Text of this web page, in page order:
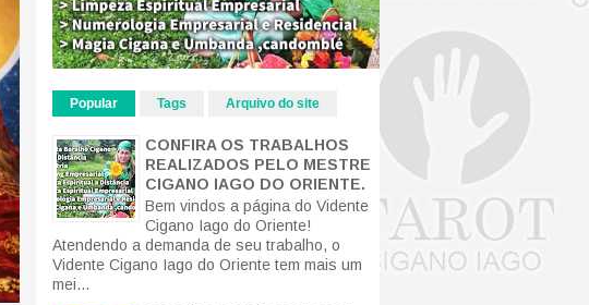
Popular Tags Arquivo do site
CONFIRA OS TRABALHOS
REALIZADOS PELO MESTRE
CIGANO IAGO DO ORIENTE.
Bem vindos a página do Vidente
Cigano Iago do Oriente!
Atendendo a demanda de seu trabalho, o
Vidente Cigano Iago do Oriente tem mais um
mei...